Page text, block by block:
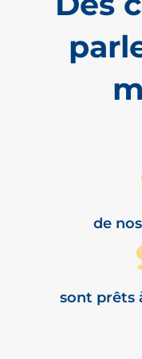
de
sont prêts